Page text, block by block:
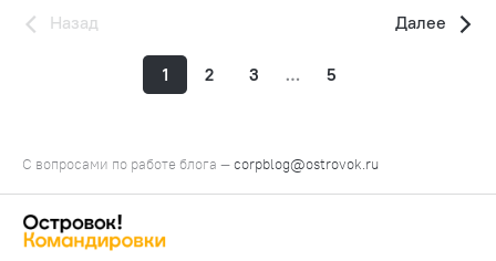
Назад Далее
1 2 3 … 5
С вопросами по работе блога —corpblog@ostrovok.ru